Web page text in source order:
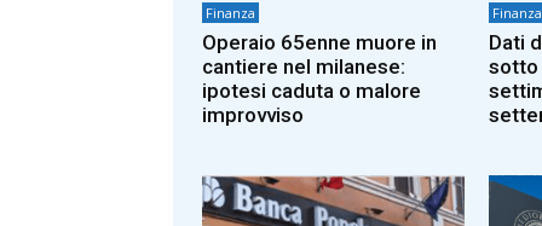
Finanza
Operaio 65enne muore in
cantiere nel milanese:
ipotesi caduta o malore
improvviso
Finanza
Dati
sotto